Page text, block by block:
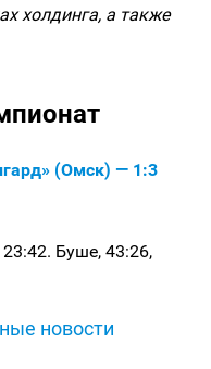
холдинга, а также
(Омск) — 1:3
Буше, 43:26,
новости